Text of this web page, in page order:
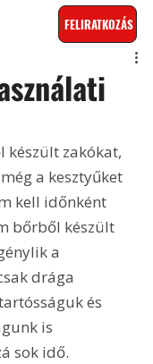
FELIRATKOZÁS
készült zakókat,
a kesztyűket
kell időnként
bőrből készült
a
drága
és
is
sok idő.